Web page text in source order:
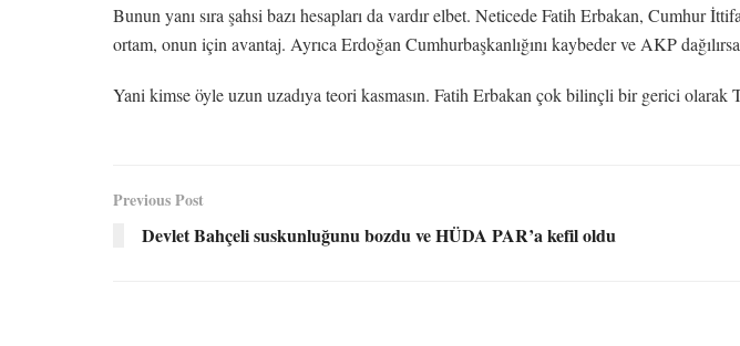
Bunun yanı sıra şahsi bazı hesapları da vardır elbet. Neticede Fatih Erbakan, Cumhur
ortam, onun için avantaj. Ayrıca Erdoğan Cumhurbaşkanlığını kaybeder ve AKP
Yani kimse öyle uzun uzadıya teori kasmasın. Fatih Erbakan çok bilinçli bir gerici olarak
Previous Post
Devlet Bahçeli suskunluğunu bozdu ve HÜDA PAR’a kefil oldu